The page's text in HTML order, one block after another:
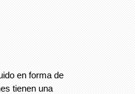
en forma de
tienen una